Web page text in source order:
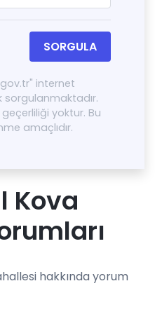
SORGULA
internet
sorgulanmaktadır.
yoktur. Bu
amaçlıdır.
Kova
hakkında yorum